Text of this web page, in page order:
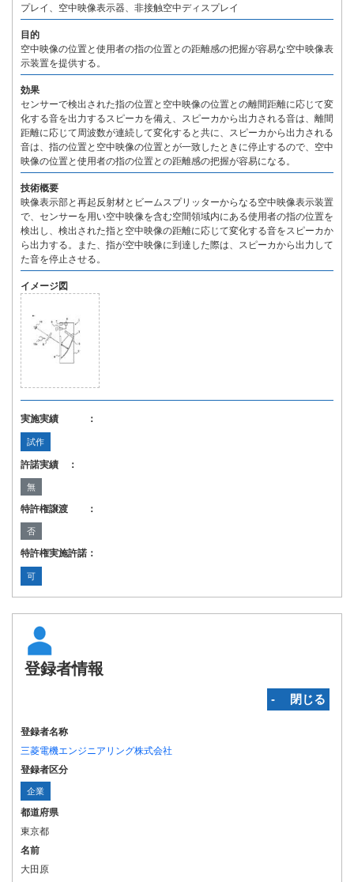
プレイ、空中映像表示器、非接触空中ディスプレイ
目的
空中映像の位置と使用者の指の位置との距離感の把握が容易な空中映像表
示装置を提供する。
効果
センサーで検出された指の位置と空中映像の位置との離間距離に応じて変
化する音を出力するスピーカを備え、スピーカから出力される音は、離間
距離に応じて周波数が連続して変化すると共に、スピーカから出力される
音は、指の位置と空中映像の位置とが一致したときに停止するので、空中
映像の位置と使用者の指の位置との距離感の把握が容易になる。
技術概要
映像表示部と再起反射材とビームスプリッターからなる空中映像表示装置
で、センサーを用い空中映像を含む空間領域内にある使用者の指の位置を
検出し、検出された指と空中映像の距離に応じて変化する音をスピーカか
ら出力する。また、指が空中映像に到達した際は、スピーカから出力して
た音を停止させる。
イメージ図
実施実績 ：
試作
許諾実績 ：
無
特許権譲渡 ：
否
特許権実施許諾：
可
登録者情報
‐ 閉じる
登録者名称
三菱電機エンジニアリング株式会社
登録者区分
企業
都道府県
東京都
名前
大田原